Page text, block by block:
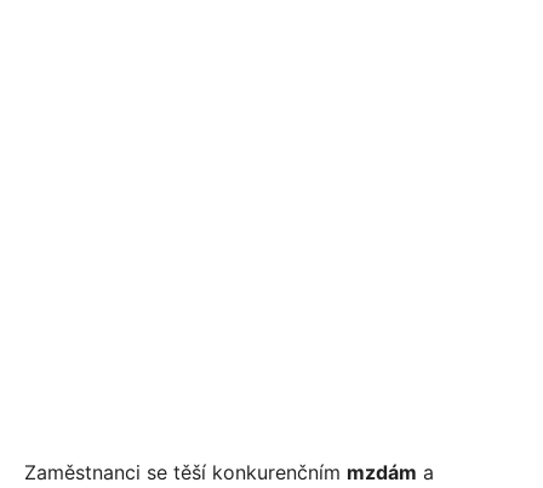
Zaměstnanci se těší konkurenčním mzdám a